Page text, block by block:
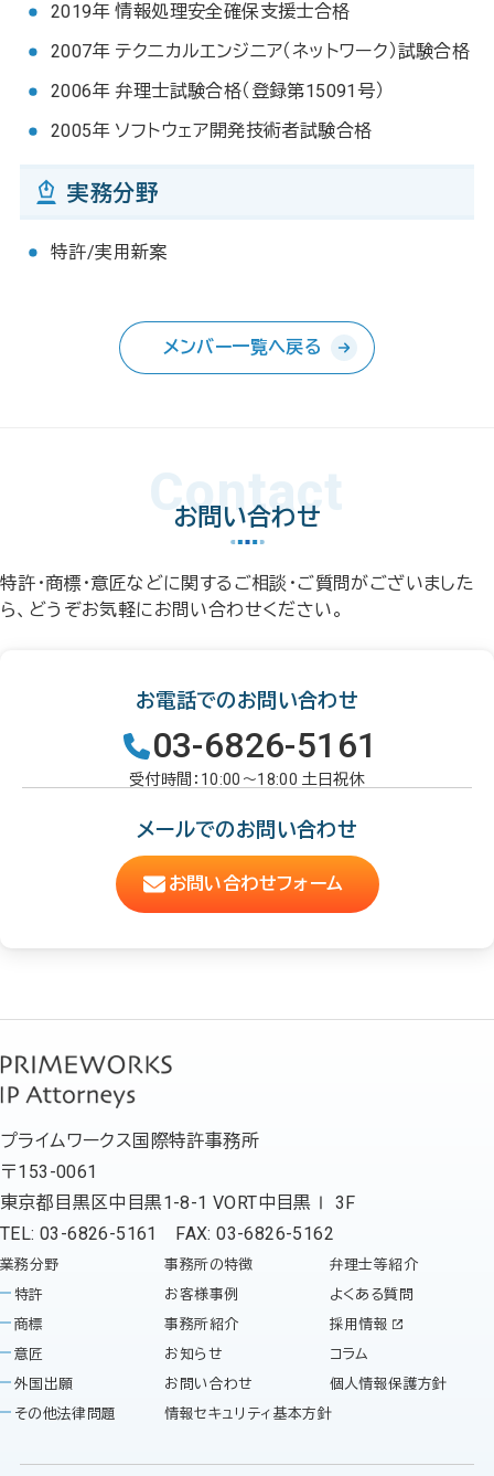
2019年 情報処理安全確保支援士合格
2007年 テクニカルエンジニア（ネットワーク）試験合格
2006年 弁理士試験合格（登録第15091号）
2005年 ソフトウェア開発技術者試験合格
実務分野
特許/実用新案
メンバー一覧へ戻る
お問い合わせ
Contact
特許・商標・意匠などに関するご相談・ご質問がございました
ら、どうぞお気軽にお問い合わせください。
お電話でのお問い合わせ
03-6826-5161
受付時間：10:00～18:00 土日祝休
メールでのお問い合わせ
お問い合わせフォーム
プライムワークス国際特許事務所
〒153-0061
東京都目黒区中目黒1-8-1 VORT中目黒Ⅰ 3F
TEL: 03-6826-5161 FAX: 03-6826-5162
業務分野
特許
商標
意匠
外国出願
その他法律問題
事務所の特徴
弁理士等紹介
お客様事例
よくある質問
事務所紹介
採用情報
お知らせ
コラム
お問い合わせ
個人情報保護方針
情報セキュリティ基本方針